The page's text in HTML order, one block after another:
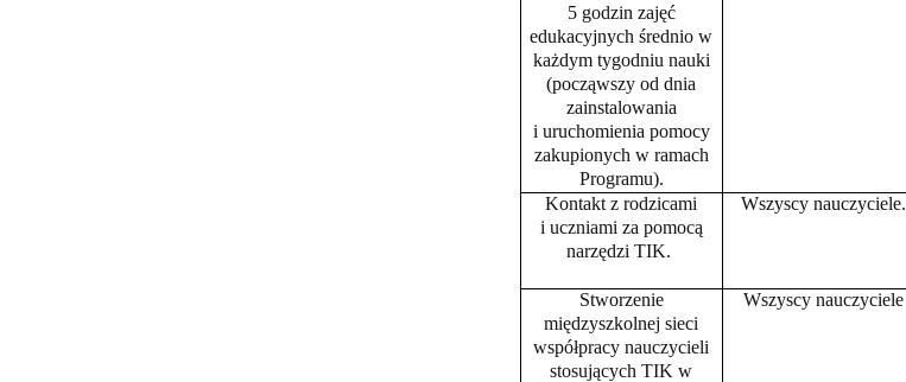
5 godzin zajęć
edukacyjnych średnio w
każdym tygodniu nauki
(począwszy od dnia
zainstalowania
i uruchomienia pomocy
zakupionych w ramach
Programu).
Kontakt z rodzicami
i uczniami za pomocą
narzędzi TIK.
Wszyscy nauczyciele.
Stworzenie
międzyszkolnej sieci
współpracy nauczycieli
stosujących TIK w
Wszyscy nauczyciele